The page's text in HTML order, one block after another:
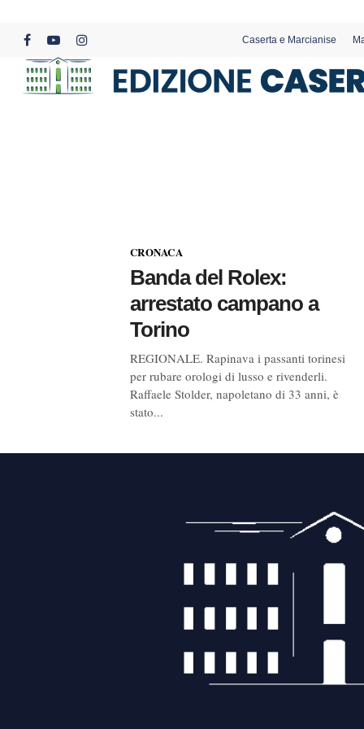
content
facebookyoutubeinstagram
Caserta e Marcianise
CRONACA
Banda del Rolex:
arrestato campano a
Torino
REGIONALE. Rapinava i passanti torinesi
per rubare orologi di lusso e rivenderli.
Raffaele Stolder, napoletano di 33 anni, è
stato...